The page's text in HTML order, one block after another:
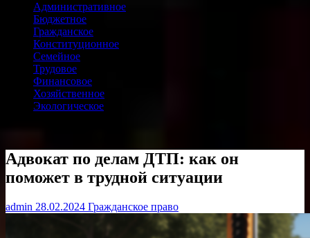
Административное
Бюджетное
Гражданское
Конституционное
Семейное
Трудовое
Финансовое
Хозяйственное
Экологическое
Адвокат по делам ДТП: как он
поможет в трудной ситуации
admin 28.02.2024 Гражданское право